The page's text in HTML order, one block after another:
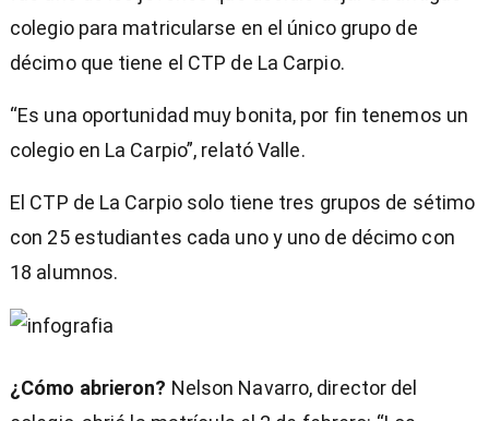
colegio para matricularse en el único grupo de
décimo que tiene el CTP de La Carpio.
“Es una oportunidad muy bonita, por fin tenemos un
colegio en La Carpio”, relató Valle.
El CTP de La Carpio solo tiene tres grupos de sétimo
con 25 estudiantes cada uno y uno de décimo con
18 alumnos.
¿Cómo abrieron? Nelson Navarro, director del